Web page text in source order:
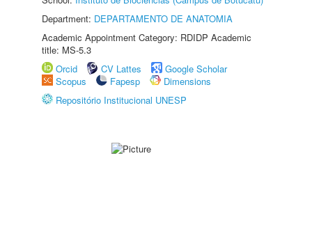
Department: DEPARTAMENTO DE ANATOMIA
Academic Appointment Category: RDIDP Academic
title: MS-5.3
Orcid
CV Lattes
Google Scholar
Scopus
Fapesp
Dimensions
Repositório Institucional UNESP